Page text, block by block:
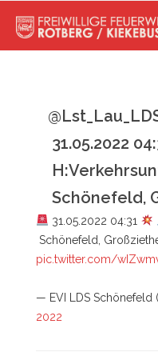
31.05.2022
Schönefeld,
31.05.2022 04:31
Schönefeld,
pic.twitter.com/
— EVI LDS Schönefeld
2022